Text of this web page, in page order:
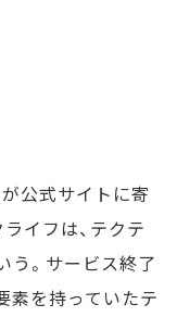
公式サイトに寄
イフは、テクテ
う。サービス終了
素を持っていたテ